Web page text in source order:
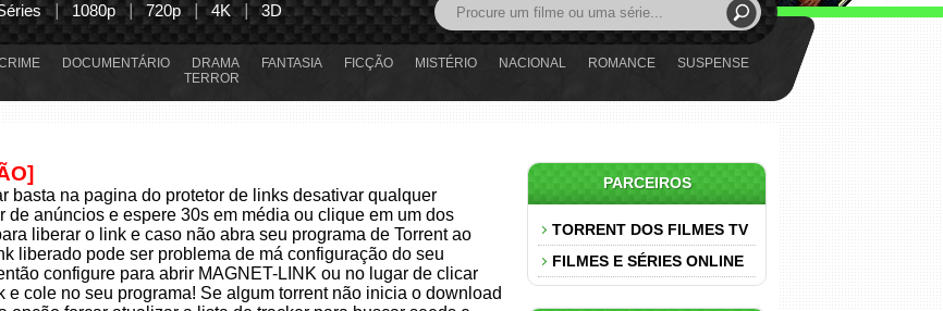
1080p 720p 4K 3D
DOCUMENTÁRIO DRAMA FANTASIA FICÇÃO MISTÉRIO NACIONAL ROMANCE
SUSPENSE
TERROR
basta na pagina do protetor de links desativar qualquer
de anúncios e espere 30s em média ou clique em um dos
liberar o link e caso não abra seu programa de Torrent ao
liberado pode ser problema de má configuração do seu
configure para abrir MAGNET-LINK ou no lugar de clicar
e cole no seu programa! Se algum torrent não inicia o download
PARCEIROS
TORRENT DOS FILMES TV
FILMES E SÉRIES ONLINE